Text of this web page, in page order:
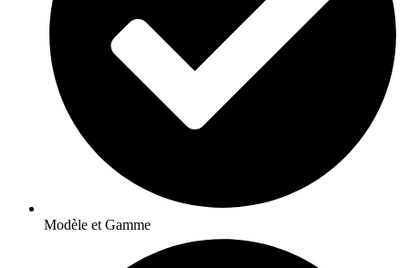
Modèle et Gamme